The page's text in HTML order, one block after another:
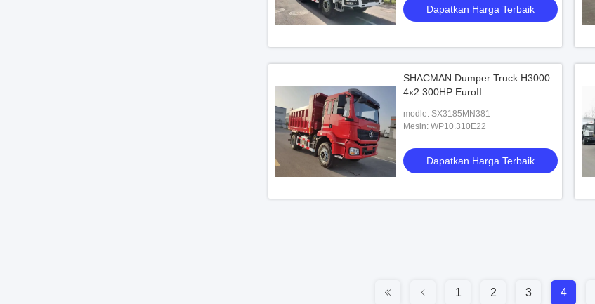
Dapatkan Harga Terbaik
SHACMAN Dumper Truck H3000
4x2 300HP EuroII
modle: SX3185MN381
Mesin: WP10.310E22
Dapatkan Harga Terbaik
1 2 3 4